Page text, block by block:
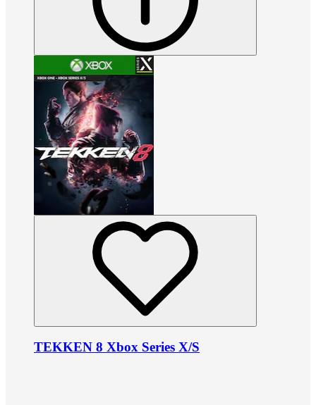
TEKKEN 8 Xbox Series X/S